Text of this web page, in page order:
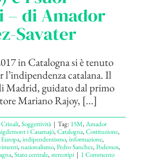
– di Amador
Savater
in Catalogna si è tenuto
l’indipendenza catalana. Il
Madrid, guidato dal primo
Mariano Rajoy, [...]
Crinali,Soggettività | Tag: 15M,Amador
i Casamajó,Catalogna,Costituzione,
Europa,indipendentismo,informazione,
,nazionalismo,Pedro Sanchez,Podemos,
,Stato centrale,stereotipi | 1 Commento